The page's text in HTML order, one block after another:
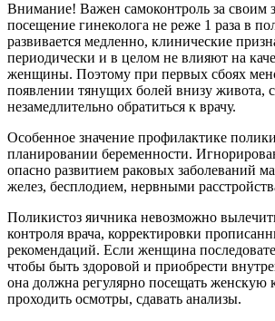
Внимание! Важен самоконтроль за своим
посещение гинеколога не реже 1 раза в
развивается медленно, клинические
периодически и в целом не влияют на
женщины. Поэтому при первых сбоях
появлении тянущих болей внизу живота,
незамедлительно обратиться к врачу.
Особенное значение профилактике
планировании беременности.
опасно развитием раковых заболеваний
желез, бесплодием, нервными
Поликистоз яичника невозможно
контроля врача, корректировки
рекомендаций. Если женщина
чтобы быть здоровой и приобрести
она должна регулярно посещать женскую
проходить осмотры, сдавать анализы.